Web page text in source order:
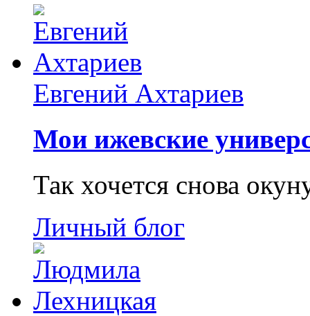
Евгений Ахтариев
Мои ижевские
Так хочется снова
Личный блог